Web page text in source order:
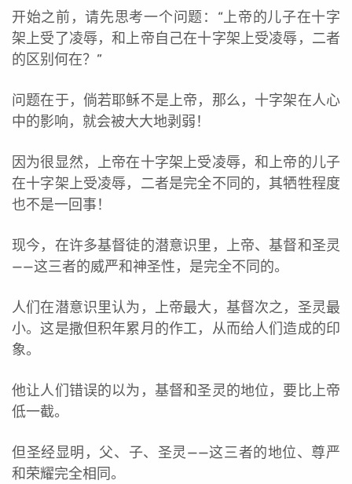
开始之前，请先思考一个问题：“上帝的儿子在十字
架上受了凌辱，和上帝自己在十字架上受凌辱，二者
的区别何在？”
问题在于，倘若耶稣不是上帝，那么，十字架在人心
中的影响，就会被大大地剥弱！
因为很显然，上帝在十字架上受凌辱，和上帝的儿子
在十字架上受凌辱，二者是完全不同的，其牺牲程度
也不是一回事！
现今，在许多基督徒的潜意识里，上帝、基督和圣灵
——这三者的威严和神圣性，是完全不同的。
人们在潜意识里认为，上帝最大，基督次之，圣灵最
小。这是撒但积年累月的作工，从而给人们造成的印
象。
他让人们错误的以为，基督和圣灵的地位，要比上帝
低一截。
但圣经显明，父、子、圣灵——这三者的地位、尊严
和荣耀完全相同。